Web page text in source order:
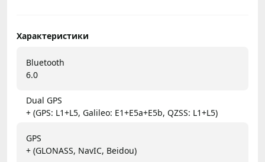
Характеристики
Bluetooth
6.0
Dual GPS
+ (GPS: L1+L5, Galileo: E1+E5a+E5b, QZSS: L1+L5)
GPS
+ (GLONASS, NavIC, Beidou)